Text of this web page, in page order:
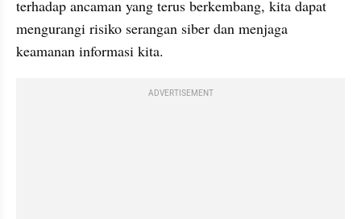
terhadap ancaman yang terus berkembang, kita dapat
mengurangi risiko serangan siber dan menjaga
keamanan informasi kita.
ADVERTISEMENT